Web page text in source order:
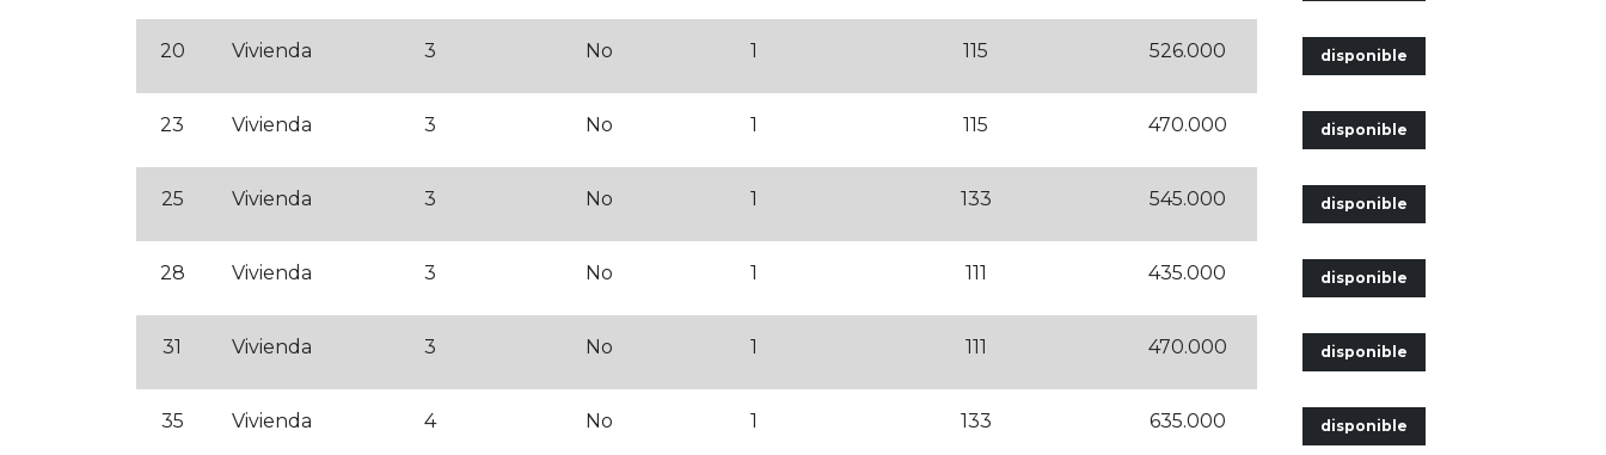
20 Vivienda 3 No 1 115 526.000 disponible
23 Vivienda 3 No 1 115 470.000 disponible
25 Vivienda 3 No 1 133 545.000 disponible
28 Vivienda 3 No 1 111 435.000 disponible
31 Vivienda 3 No 1 111 470.000 disponible
35 Vivienda 4 No 1 133 635.000 disponible